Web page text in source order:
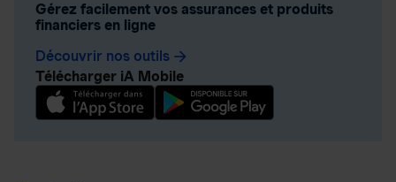
Gérez facilement vos assurances et produits
financiers en ligne
Découvrir nos outils arrow_forward
Télécharger iA Mobile